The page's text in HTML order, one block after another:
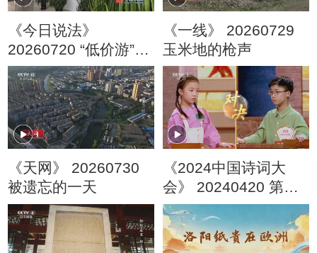
《今日说法》
20260720 “低价游”的
隐秘圈套
《一线》 20260729
玉米地的枪声
《天网》 20260730
被遗忘的一天
《2024中国诗词大
会》 20240420 第七
场 山河